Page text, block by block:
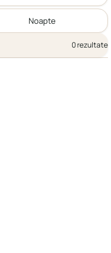
Noapte
0 rezultate